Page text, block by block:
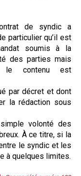
de syndic a
particulier qu’il est
soumis à la
des parties mais
le contenu est
par décret et dont
la rédaction sous
volonté des
À ce titre, si la
le syndic et les
à quelques limites.